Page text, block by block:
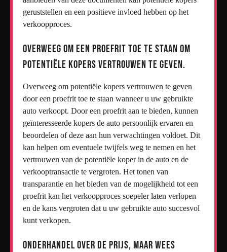
geruststellen en een positieve invloed hebben op het
verkoopproces.
Overweeg om een proefrit toe te staan om
potentiële kopers vertrouwen te geven.
Overweeg om potentiële kopers vertrouwen te geven
door een proefrit toe te staan wanneer u uw gebruikte
auto verkoopt. Door een proefrit aan te bieden, kunnen
geïnteresseerde kopers de auto persoonlijk ervaren en
beoordelen of deze aan hun verwachtingen voldoet. Dit
kan helpen om eventuele twijfels weg te nemen en het
vertrouwen van de potentiële koper in de auto en de
verkooptransactie te vergroten. Het tonen van
transparantie en het bieden van de mogelijkheid tot een
proefrit kan het verkoopproces soepeler laten verlopen
en de kans vergroten dat u uw gebruikte auto succesvol
kunt verkopen.
Onderhandel over de prijs, maar wees